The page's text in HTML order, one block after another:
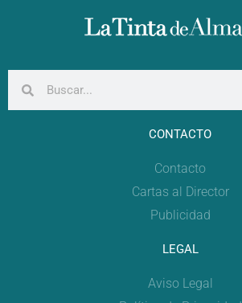
CONTACTO
Contacto
Cartas al Director
Publicidad
LEGAL
Aviso Legal